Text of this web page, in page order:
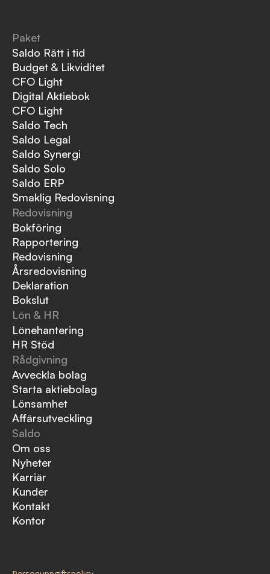
Paket
Saldo Rätt i tid
Budget & Likviditet
CFO Light
Digital Aktiebok
CFO Light
Saldo Tech
Saldo Legal
Saldo Synergi
Saldo Solo
Saldo ERP
Smaklig Redovisning
Redovisning
Bokföring
Rapportering
Redovisning
Årsredovisning
Deklaration
Bokslut
Lön & HR
Lönehantering
HR Stöd
Rådgivning
Avveckla bolag
Starta aktiebolag
Lönsamhet
Affärsutveckling
Saldo
Om oss
Nyheter
Karriär
Kunder
Kontakt
Kontor